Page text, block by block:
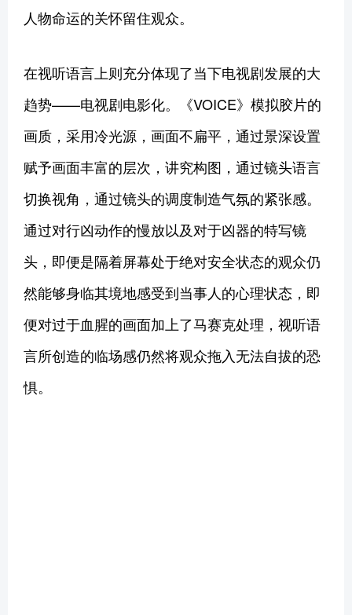
人物命运的关怀留住观众。
在视听语言上则充分体现了当下电视剧发展的大
趋势——电视剧电影化。《VOICE》模拟胶片的
画质，采用冷光源，画面不扁平，通过景深设置
赋予画面丰富的层次，讲究构图，通过镜头语言
切换视角，通过镜头的调度制造气氛的紧张感。
通过对行凶动作的慢放以及对于凶器的特写镜
头，即便是隔着屏幕处于绝对安全状态的观众仍
然能够身临其境地感受到当事人的心理状态，即
便对过于血腥的画面加上了马赛克处理，视听语
言所创造的临场感仍然将观众拖入无法自拔的恐
惧。